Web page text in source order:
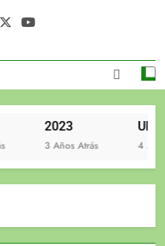
2023
3 Años Atrás 4